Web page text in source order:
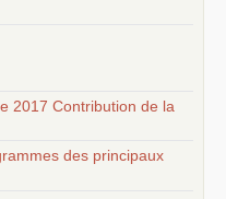
2017 Contribution de la
des principaux